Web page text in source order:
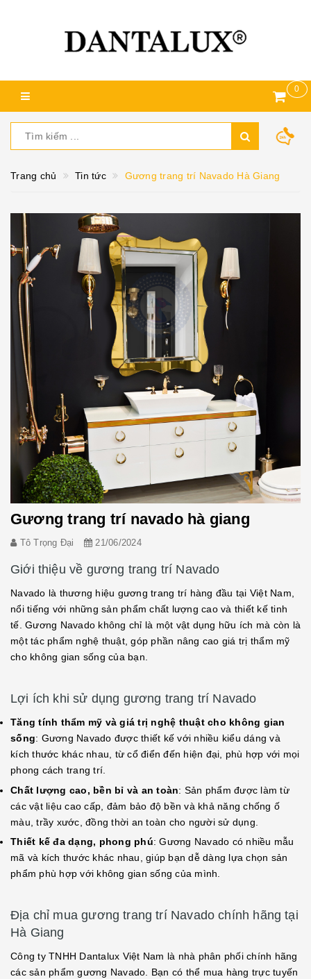
0
Trang chủ Tin tức Gương trang trí Navado Hà Giang
Gương trang trí navado hà giang
Tô Trọng Đại 21/06/2024
Giới thiệu về gương trang trí Navado
Navado là thương hiệu gương trang trí hàng đầu tại Việt Nam,
nổi tiếng với những sản phẩm chất lượng cao và thiết kế tinh
tế. Gương Navado không chỉ là một vật dụng hữu ích mà còn là
một tác phẩm nghệ thuật, góp phần nâng cao giá trị thẩm mỹ
cho không gian sống của bạn.
Lợi ích khi sử dụng gương trang trí Navado
Tăng tính thẩm mỹ và giá trị nghệ thuật cho không gian
sống: Gương Navado được thiết kế với nhiều kiểu dáng và
kích thước khác nhau, từ cổ điển đến hiện đại, phù hợp với mọi
phong cách trang trí.
Chất lượng cao, bền bỉ và an toàn: Sản phẩm được làm từ
các vật liệu cao cấp, đảm bảo độ bền và khả năng chống ố
màu, trầy xước, đồng thời an toàn cho người sử dụng.
Thiết kế đa dạng, phong phú: Gương Navado có nhiều mẫu
mã và kích thước khác nhau, giúp bạn dễ dàng lựa chọn sản
phẩm phù hợp với không gian sống của mình.
Địa chỉ mua gương trang trí Navado chính hãng tại
Hà Giang
Công ty TNHH Dantalux Việt Nam là nhà phân phối chính hãng
các sản phẩm gương Navado. Bạn có thể mua hàng trực tuyến